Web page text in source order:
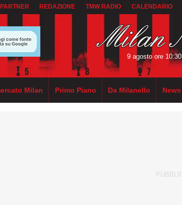
PARTNER REDAZIONE TMW RADIO CALENDARIO
9 agosto ore 10:30
Milan Primo Piano Da Milanello News